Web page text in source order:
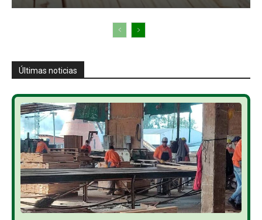
Últimas noticias